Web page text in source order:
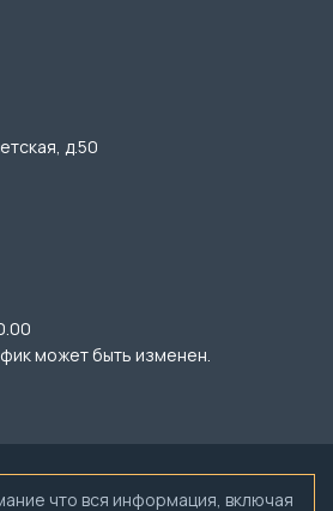
д.50
может быть изменен.
что вся информация, включая